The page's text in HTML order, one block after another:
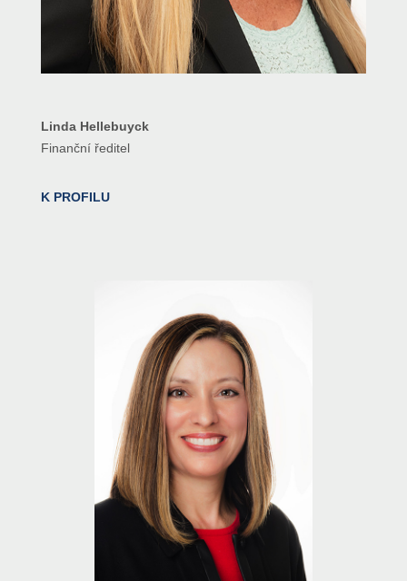
Linda Hellebuyck
Finanční ředitel
K PROFILU